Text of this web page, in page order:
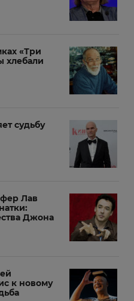
«Три
хлебали
судьбу
Лав
Джона
к новому